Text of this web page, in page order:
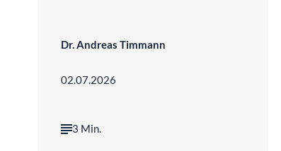
Dr. Andreas Timmann
02.07.2026
3 Min.